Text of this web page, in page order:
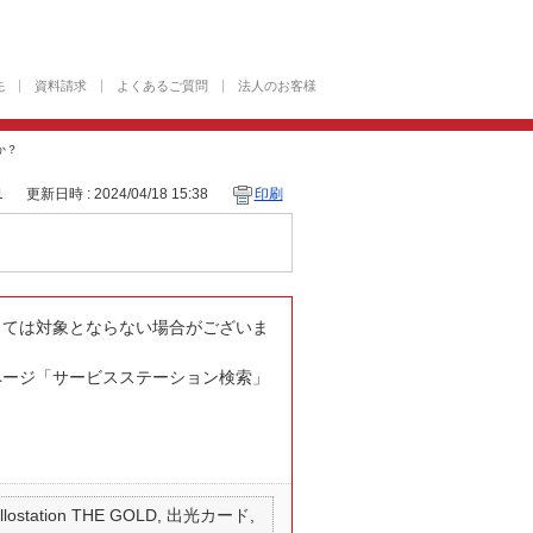
資料請求 よくあるご質問 法人のお客様
？
更新日時 : 2024/04/18 15:38 印刷
は対象とならない場合がございま
ジ「サービスステーション検索」
THE GOLD, 出光カード,